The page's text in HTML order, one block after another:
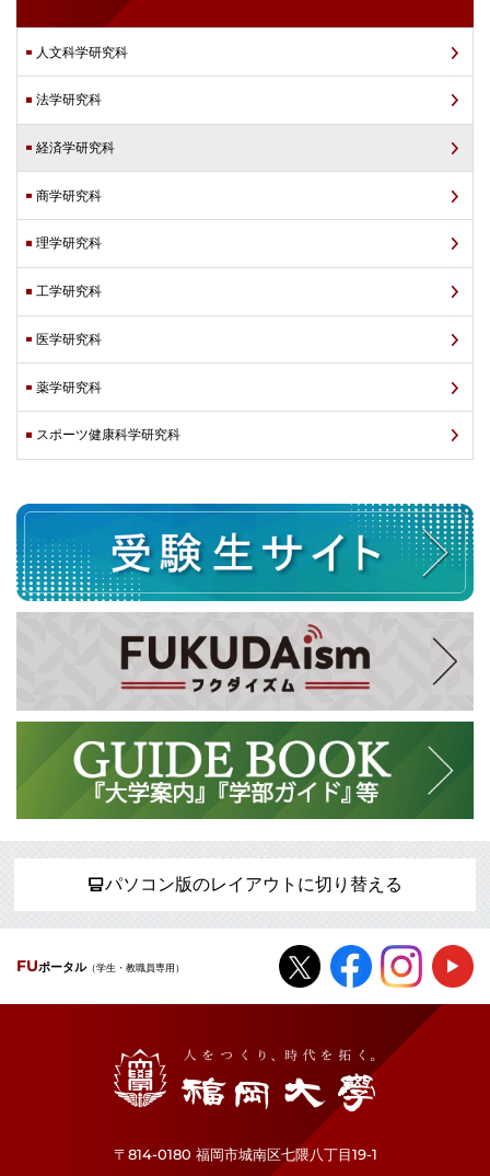
人文科学研究科
法学研究科
経済学研究科
商学研究科
理学研究科
工学研究科
医学研究科
薬学研究科
スポーツ健康科学研究科
パソコン版のレイアウトに切り替える
FUポータル（学生・教職員専用）
〒814-0180 福岡市城南区七隈八丁目19-1